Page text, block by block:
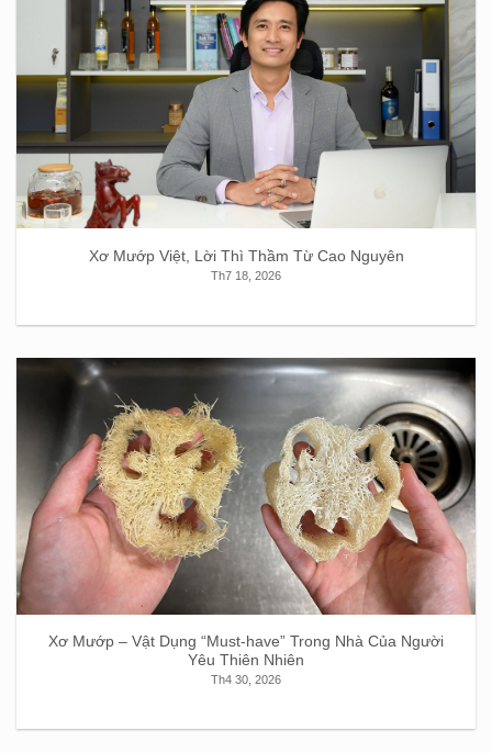
Xơ Mướp Việt, Lời Thì Thầm Từ Cao Nguyên
Th7 18, 2026
Xơ Mướp – Vật Dụng “Must-have” Trong Nhà Của Người
Yêu Thiên Nhiên
Th4 30, 2026